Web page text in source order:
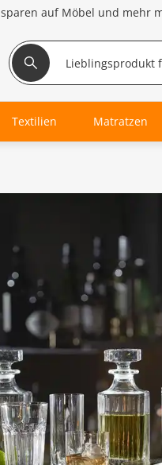
sparen auf Möbel und mehr
Textilien Matratzen